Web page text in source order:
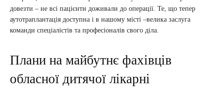
довезти – не всі пацієнти доживали до операції. Те, що тепер
аутотраплантація доступна і в нашому місті –велика заслуга
команди спеціалістів та професіоналів свого діла.
Плани на майбутнє фахівців
обласної дитячої лікарні